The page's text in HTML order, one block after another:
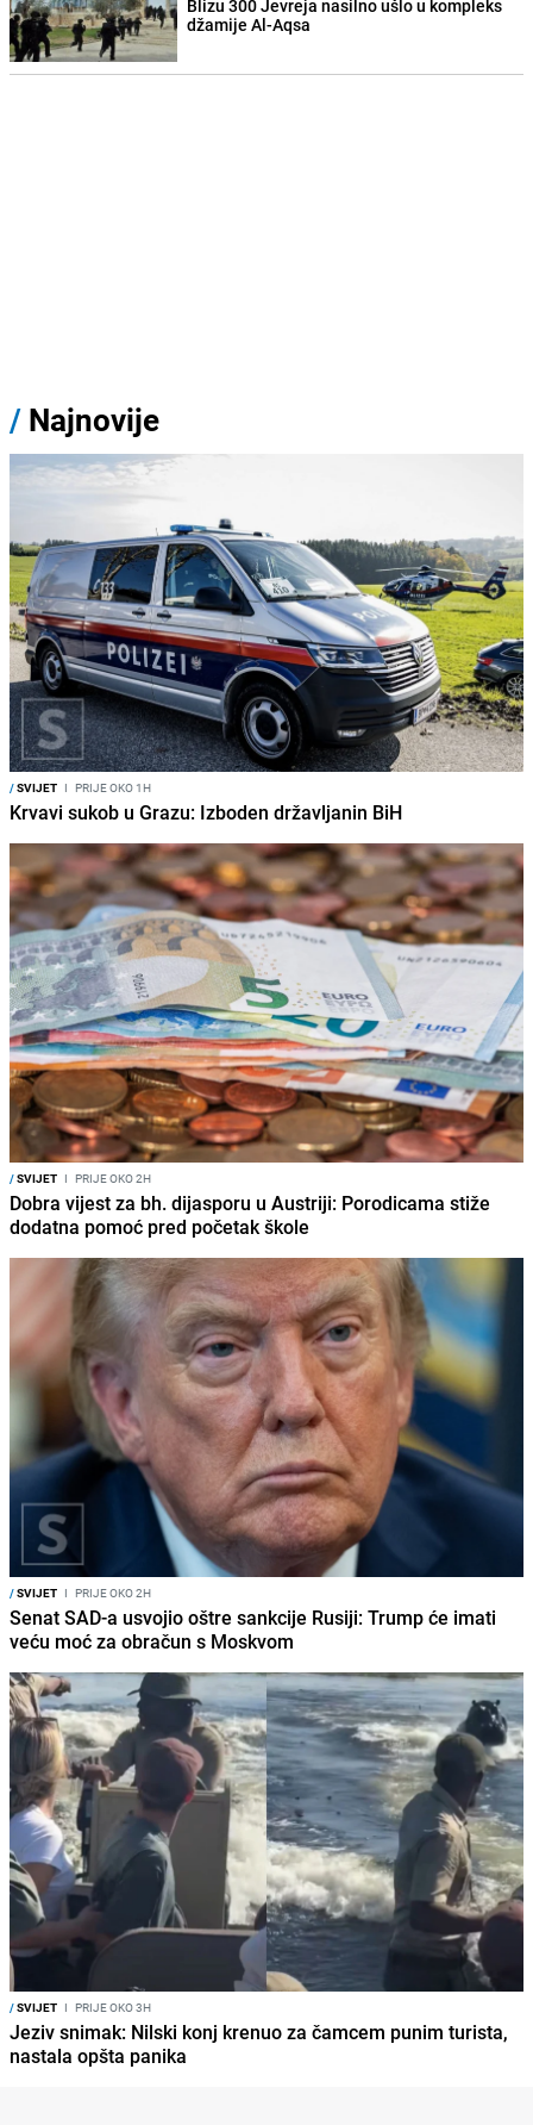
Blizu 300 Jevreja nasilno ušlo u kompleks
džamije Al-Aqsa
/ Najnovije
/SVIJET I PRIJE OKO 1H
Krvavi sukob u Grazu: Izboden državljanin BiH
/SVIJET I PRIJE OKO 2H
Dobra vijest za bh. dijasporu u Austriji: Porodicama stiže
dodatna pomoć pred početak škole
/SVIJET I PRIJE OKO 2H
Senat SAD-a usvojio oštre sankcije Rusiji: Trump će imati
veću moć za obračun s Moskvom
/SVIJET I PRIJE OKO 3H
Jeziv snimak: Nilski konj krenuo za čamcem punim turista,
nastala opšta panika